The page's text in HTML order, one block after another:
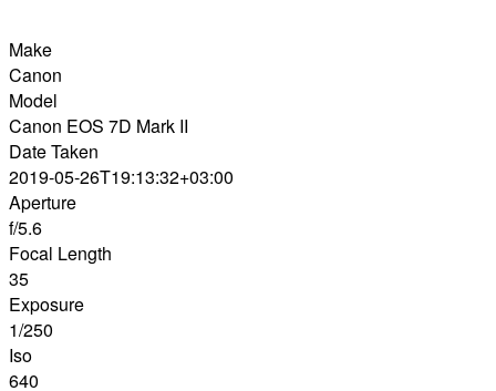
Make
Canon
Model
Canon EOS 7D Mark II
Date Taken
2019-05-26T19:13:32+03:00
Aperture
f/5.6
Focal Length
35
Exposure
1/250
Iso
640